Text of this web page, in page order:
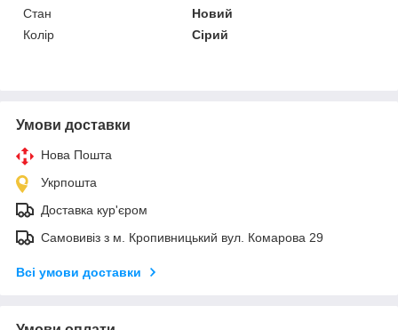
Стан
Новий
Колір
Сірий
Умови доставки
Нова Пошта
Укрпошта
Доставка кур'єром
Самовивіз з м. Кропивницький вул. Комарова 29
Всі умови доставки